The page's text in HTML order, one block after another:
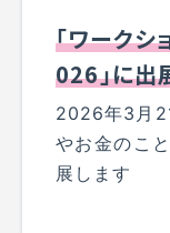
「ワーク
026」に出
2026年3月
やお金のこ
展します